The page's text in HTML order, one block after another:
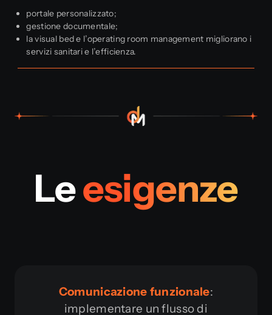
portale personalizzato;
gestione documentale;
la visual bed e l’operating room management migliorano i
servizi sanitari e l’efficienza.
Leesigenze
Comunicazione funzionale:
implementare un flusso di